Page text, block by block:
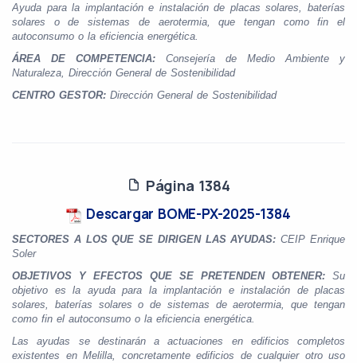
Ayuda para la implantación e instalación de placas solares, baterías
solares o de sistemas de aerotermia, que tengan como fin el
autoconsumo o la eficiencia energética.
ÁREA DE COMPETENCIA: Consejería de Medio Ambiente y
Naturaleza, Dirección General de Sostenibilidad
CENTRO GESTOR: Dirección General de Sostenibilidad
Página 1384
Descargar BOME-PX-2025-1384
SECTORES A LOS QUE SE DIRIGEN LAS AYUDAS:CEIP Enrique
Soler
OBJETIVOS Y EFECTOS QUE SE PRETENDEN OBTENER: Su
objetivo es la ayuda para la implantación e instalación de placas
solares, baterías solares o de sistemas de aerotermia, que tengan
como fin el autoconsumo o la eficiencia energética.
Las ayudas se destinarán a actuaciones en edificios completos
existentes en Melilla, concretamente edificios de cualquier otro uso